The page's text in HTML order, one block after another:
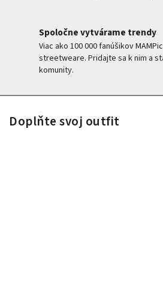
Spoločne vytvárame trendy
Viac ako 100 000 fanúšikov
streetweare. Pridajte sa k nim a
komunity.
Doplňte svoj outfit